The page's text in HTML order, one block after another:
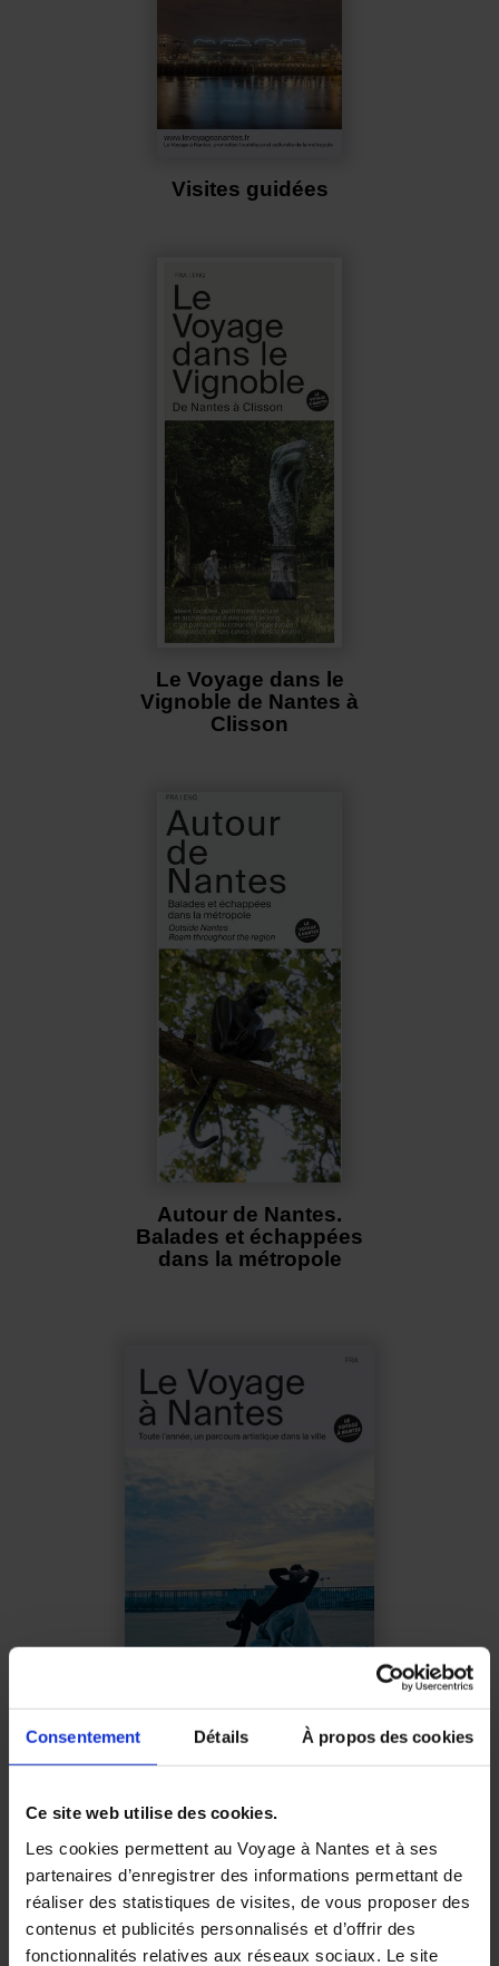
Consentement Détails À propos des cookies
Ce site web utilise des cookies.
Les cookies permettent au Voyage à Nantes et à ses
partenaires d’enregistrer des informations permettant de
réaliser des statistiques de visites, de vous proposer des
contenus et publicités personnalisés et d’offrir des
fonctionnalités relatives aux réseaux sociaux. Le site
Visites guidées
Le Voyage dans le
Vignoble de Nantes à
Clisson
Autour de Nantes.
Balades et échappées
dans la métropole
Nantes Destination
Français